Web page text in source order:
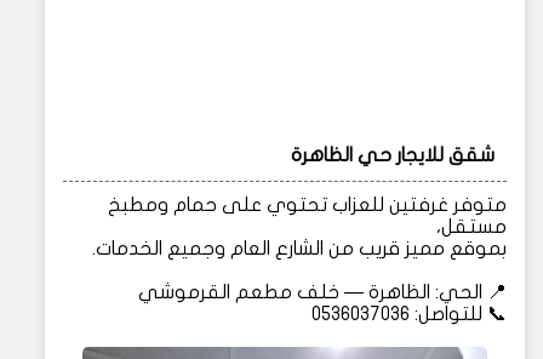
شقق للايجار حي الظاهرة
متوفر غرفتين للعزاب تحتوي على حمام ومطبخ
مستقل،
بموقع مميز قريب من الشارع العام وجميع الخدمات.
📍 الحي: الظاهرة — خلف مطعم القرموشي
📞 للتواصل: 0536037036